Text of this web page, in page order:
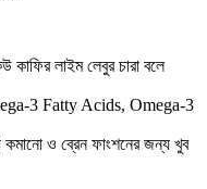
লাইম লেবুর চারা বলে
3 Fatty Acids, Omega-3
কমানো ও ব্রেন ফাংশনের জন্য খুব